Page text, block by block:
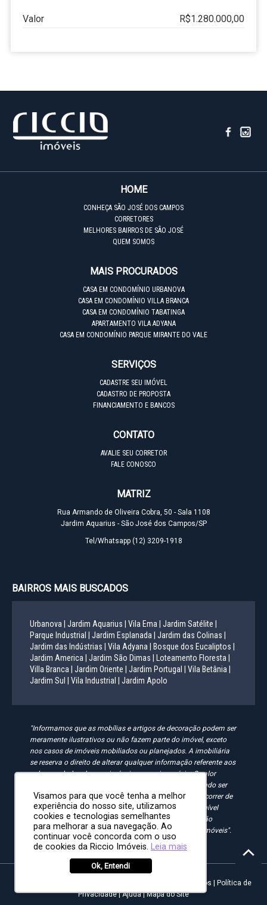
Valor R$1.280.000,00
HOME
CONHEÇA SÃO JOSÉ DOS CAMPOS
CORRETORES
MELHORES BAIRROS DE SÃO JOSÉ
QUEM SOMOS
MAIS PROCURADOS
CASA EM CONDOMÍNIO URBANOVA
CASA EM CONDOMÍNIO VILLA BRANCA
CASA EM CONDOMÍNIO TABATINGA
APARTAMENTO VILA ADYANA
CASA EM CONDOMÍNIO PARQUE MIRANTE DO VALE
SERVIÇOS
CADASTRE SEU IMÓVEL
CADASTRO DE PROPOSTA
FINANCIAMENTO E BANCOS
CONTATO
AVALIE SEU CORRETOR
FALE CONOSCO
MATRIZ
Rua Armando de Oliveira Cobra, 50 - Sala 1108
Jardim Aquarius - São José dos Campos/SP
Tel/Whatsapp (12) 3209-1918
BAIRROS MAIS BUSCADOS
Urbanova | Jardim Aquarius | Vila Ema |
Jardim Satélite |
Parque Industrial |
Jardim Esplanada |
Jardim das Colinas |
Jardim das Indústrias |
Vila Adyana |
Bosque dos Eucaliptos |
Jardim America |
Jardim São Dimas |
Loteamento Floresta |
Villa Branca |
Jardim Oriente | Jardim Portugal |
Vila Betânia |
Jardim Sul |
Vila Industrial | Jardim Apolo
"Informamos que as mobílias e artigos de decoração podem ser
meramente ilustrativos ou não fazem parte do imóvel, exceto
nos casos de imóveis mobiliados ou planejados. A imobiliária
se reserva o direito de alterar qualquer informação referente aos
valores e dados de seus imóveis sem aviso prévio. O valor
anunciado do condomínio e IPTU é aproximado, podendo ser
maior, menor ou mesmo passível de alteração. Pode ocorrer de
algum imóvel anunciado no site não estar mais disponível
devido à rotatividade. As solicitações feitas pelo site não
implicam em reserva, compra ou venda de quaisquer imóveis".
Riccio Imóveis - Desde 2008 | Todos os direitos reservados | Política de
Privacidade|Ajuda|Mapa do Site
Visamos para que você tenha a melhor
experiência do nosso site, utilizamos
cookies e tecnologias semelhantes
para melhorar a sua navegação. Ao
continuar você concorda com o uso
de cookies da Riccio Imóveis. Leia mais
Ok, Entendi